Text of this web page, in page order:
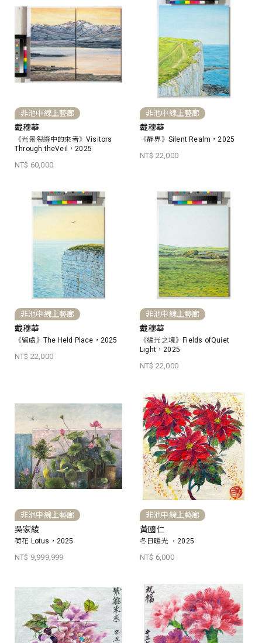
非池中線上藝廊
戴穆華
《光景裂縫中的來者》Visitors
Through theVeil，2025
NT$ 60,000
非池中線上藝廊
戴穆華
《靜界》Silent Realm，2025
NT$ 22,000
非池中線上藝廊
戴穆華
《留處》The Held Place，2025
NT$ 22,000
非池中線上藝廊
戴穆華
《緩光之境》Fields ofQuiet
Light，2025
NT$ 22,000
非池中線上藝廊
吳家綾
荷花 Lotus，2025
NT$ 9,999,999
非池中線上藝廊
黃國仁
冬日暖光 ，2025
NT$ 6,000